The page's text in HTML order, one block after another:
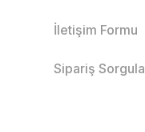
İletişim Formu
Sipariş Sorgula